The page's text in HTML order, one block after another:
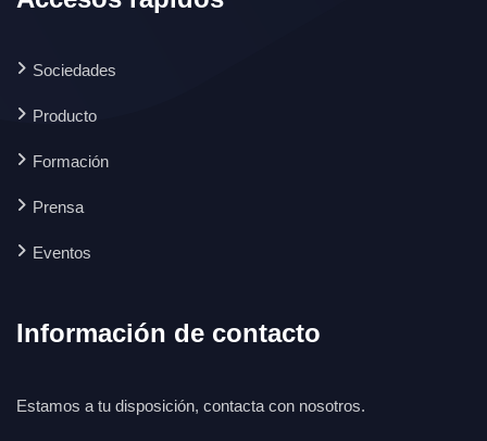
Sociedades
Producto
Formación
Prensa
Eventos
Información de contacto
Estamos a tu disposición, contacta con nosotros.